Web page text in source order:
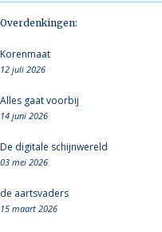
Overdenkingen:
Korenmaat
12 juli 2026
Alles gaat voorbij
14 juni 2026
De digitale schijnwereld
03 mei 2026
de aartsvaders
15 maart 2026